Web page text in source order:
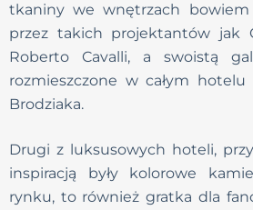
tkaniny we wnętrzach bowiem
przez takich projektantów jak
Roberto Cavalli, a swoistą
rozmieszczone w całym hotelu
Brodziaka.
Drugi z luksusowych hoteli,
inspiracją były kolorowe
rynku, to również gratka dla